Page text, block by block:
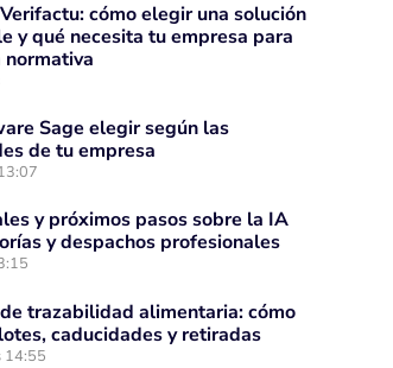
cómo elegir una solución
y qué necesita tu empresa para
Sage elegir según las
de tu empresa
y próximos pasos sobre la IA
y despachos profesionales
trazabilidad alimentaria: cómo
caducidades y retiradas
14:55